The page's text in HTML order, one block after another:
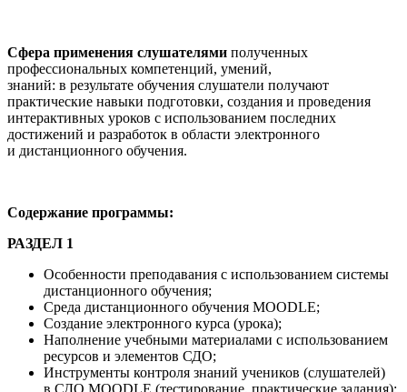
Сфера применения слушателями полученных
профессиональных компетенций, умений,
знаний: в результате обучения слушатели получают
практические навыки подготовки, создания и проведения
интерактивных уроков с использованием последних
достижений и разработок в области электронного
и дистанционного обучения.
Содержание программы:
РАЗДЕЛ 1
Особенности преподавания с использованием системы
дистанционного обучения;
Среда дистанционного обучения MOODLE;
Создание электронного курса (урока);
Наполнение учебными материалами с использованием
ресурсов и элементов СДО;
Инструменты контроля знаний учеников (слушателей)